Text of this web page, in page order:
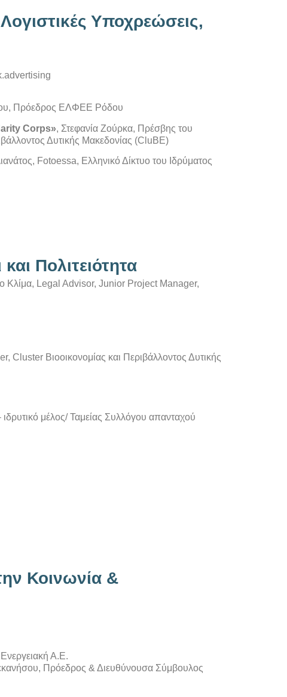
Υποχρεώσεις,
Πρόεδρος ΕΛΦΕΕ Ρόδου
Corps», Στεφανία Ζούρκα, Πρέσβης του
Δυτικής Μακεδονίας (CluBE)
Fotoessa, Ελληνικό Δίκτυο του Ιδρύματος
Πολιτειότητα
Κλίμα, Legal Advisor, Junior Project Manager,
Bιοοικονομίας και Περιβάλλοντος Δυτικής
μέλος/ Ταμείας Συλλόγου απανταχού
Κοινωνία &
Α.Ε.
Πρόεδρος & Διευθύνουσα Σύμβουλος